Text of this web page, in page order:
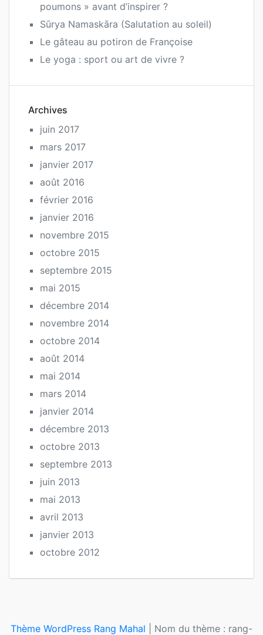
poumons » avant d’inspirer ?
Sūrya Namaskāra (Salutation au soleil)
Le gâteau au potiron de Françoise
Le yoga : sport ou art de vivre ?
Archives
juin 2017
mars 2017
janvier 2017
août 2016
février 2016
janvier 2016
novembre 2015
octobre 2015
septembre 2015
mai 2015
décembre 2014
novembre 2014
octobre 2014
août 2014
mai 2014
mars 2014
janvier 2014
décembre 2013
octobre 2013
septembre 2013
juin 2013
mai 2013
avril 2013
janvier 2013
octobre 2012
Thème WordPress Rang Mahal Nom du thème : rang-